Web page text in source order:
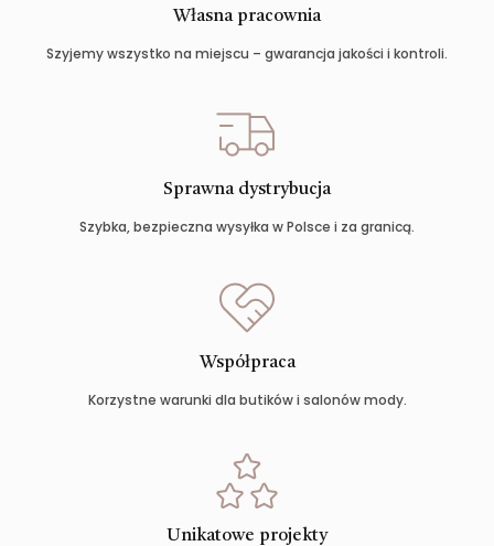
Własna pracownia
Szyjemy wszystko na miejscu – gwarancja jakości i kontroli.
Sprawna dystrybucja
Szybka, bezpieczna wysyłka w Polsce i za granicą.
Współpraca
Korzystne warunki dla butików i salonów mody.
Unikatowe projekty